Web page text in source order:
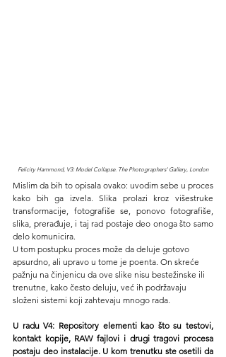
Felicity Hammond, V3: Model Collapse. The Photographers’ Gallery, London
Mislim da bih to opisala ovako: uvodim sebe u proces
kako bih ga izvela. Slika prolazi kroz višestruke
transformacije, fotografiše se, ponovo fotografiše,
slika, prerađuje, i taj rad postaje deo onoga što samo
delo komunicira.
U tom postupku proces može da deluje gotovo
apsurdno, ali upravo u tome je poenta. On skreće
pažnju na činjenicu da ove slike nisu bestežinske ili
trenutne, kako često deluju, već ih podržavaju
složeni sistemi koji zahtevaju mnogo rada.
U radu V4: Repository elementi kao što su testovi,
kontakt kopije, RAW fajlovi i drugi tragovi procesa
postaju deo instalacije. U kom trenutku ste osetili da